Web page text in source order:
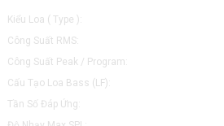
Kiểu Loa ( Type ):
Công Suất RMS:
Công Suất Peak / Program:
Cấu Tạo Loa Bass (LF):
Tần Số Đáp Ứng: